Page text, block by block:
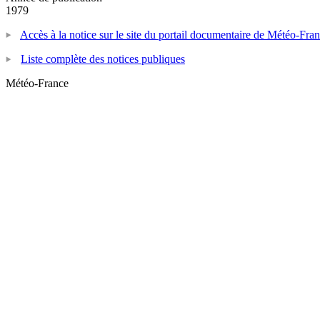
1979
Accès à la notice sur le site du portail documentaire de Météo-
Liste complète des notices publiques
Météo-France